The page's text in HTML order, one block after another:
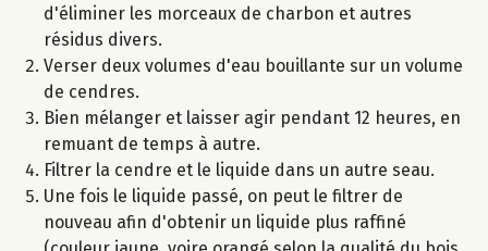
d'éliminer les morceaux de charbon et autres
résidus divers.
Verser deux volumes d'eau bouillante sur un volume
de cendres.
Bien mélanger et laisser agir pendant 12 heures, en
remuant de temps à autre.
Filtrer la cendre et le liquide dans un autre seau.
Une fois le liquide passé, on peut le filtrer de
nouveau afin d'obtenir un liquide plus raffiné